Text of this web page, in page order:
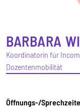
BARBARA
Koordinatorin für
Dozentenmobilität
Öffnungs-/